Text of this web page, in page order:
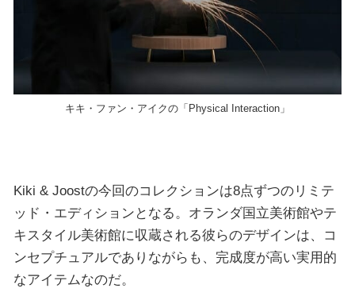
キキ・ファン・アイクの「Physical Interaction」
Kiki & Joostの今回のコレクションは8点ずつのリミテ
ッド・エディションとなる。オランダ国立美術館やテ
キスタイル美術館に収蔵される彼らのデザインは、コ
ンセプチュアルでありながらも、完成度が高い実用的
なアイテムなのだ。